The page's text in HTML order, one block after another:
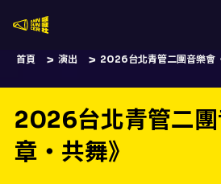
首頁 演出 2026台北青管二團音樂會
2026台北青管二
章・共舞》